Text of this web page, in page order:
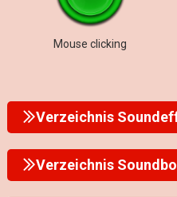
Mouse clicking
Verzeichnis
Verzeichnis